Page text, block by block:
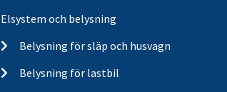
Elsystem och belysning
Belysning för släp och husvagn
Belysning för lastbil